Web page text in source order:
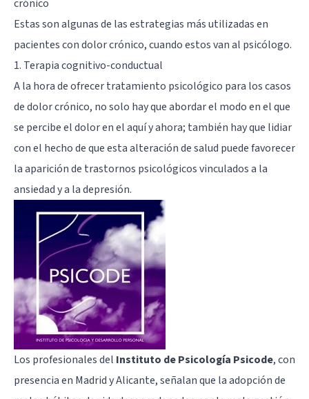
crónico
Estas son algunas de las estrategias más utilizadas en
pacientes con dolor crónico, cuando estos van al psicólogo.
1. Terapia cognitivo-conductual
A la hora de ofrecer tratamiento psicológico para los casos
de dolor crónico, no solo hay que abordar el modo en el que
se percibe el dolor en el aquí y ahora; también hay que lidiar
con el hecho de que esta alteración de salud puede favorecer
la aparición de trastornos psicológicos vinculados a la
ansiedad y a la depresión.
Los profesionales del Instituto de Psicología Psicode, con
presencia en Madrid y Alicante, señalan que la adopción de